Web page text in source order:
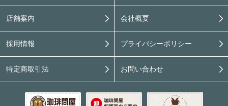
店舗案内 会社概要
採用情報 プライバシーポリシー
特定商取引法 お問い合わせ